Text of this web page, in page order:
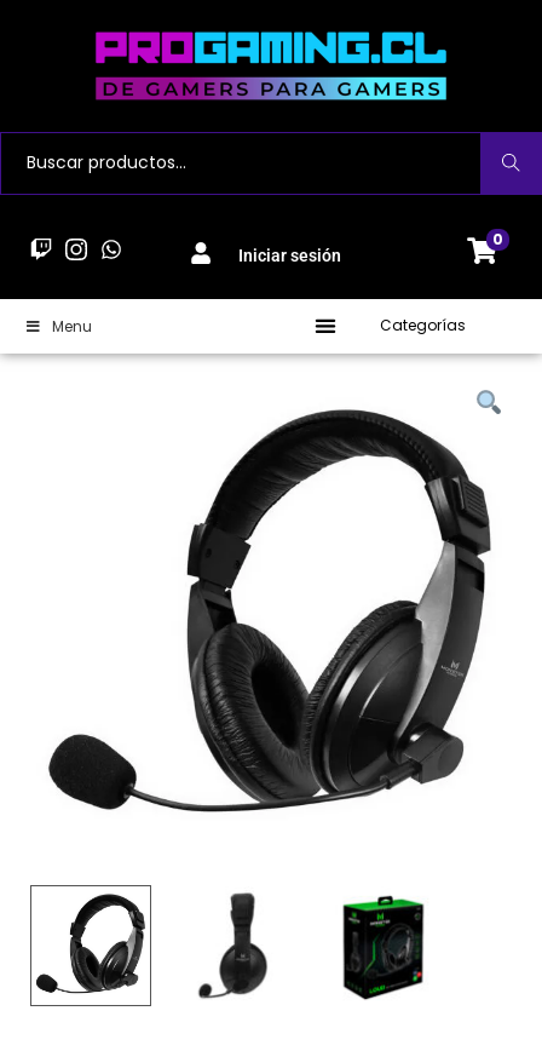
Buscar
Iniciar sesión
0
Menu Categorías